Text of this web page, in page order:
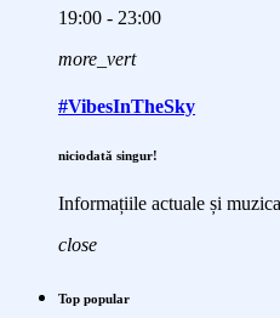
19:00 - 23:00
more_vert
#VibesInTheSky
niciodată singur!
Informațiile actuale și
close
Top popular